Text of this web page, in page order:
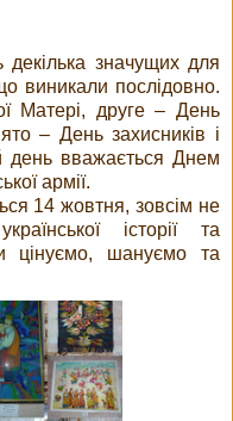
декілька значущих для
виникали послідовно.
Матері, друге – День
– День захисників і
вважається Днем
армії.
14 жовтня, зовсім не
історії та
цінуємо, шануємо та